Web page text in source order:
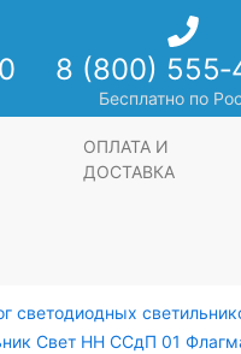
8 (800)
Бесплатно по
ОПЛАТА И
ДОСТАВКА
светодиодных
Свет НН ССдП 01